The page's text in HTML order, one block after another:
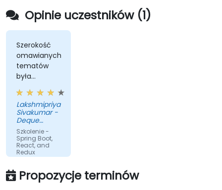
Opinie uczestników (1)
Szerokość
omawianych
tematów
była
znaczna, a
trener starał
się im
sprawiedliwie
służyć.
Lakshmipriya
Sivakumar -
Deque
Systems Inc
Szkolenie -
Spring Boot,
React, and
Redux
przez sztuczną
Propozycje terminów